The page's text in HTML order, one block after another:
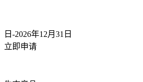
日-2026年12月31 日
立即申请